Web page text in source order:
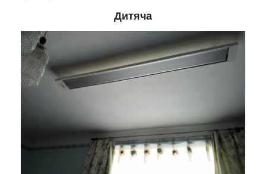
Дитяча